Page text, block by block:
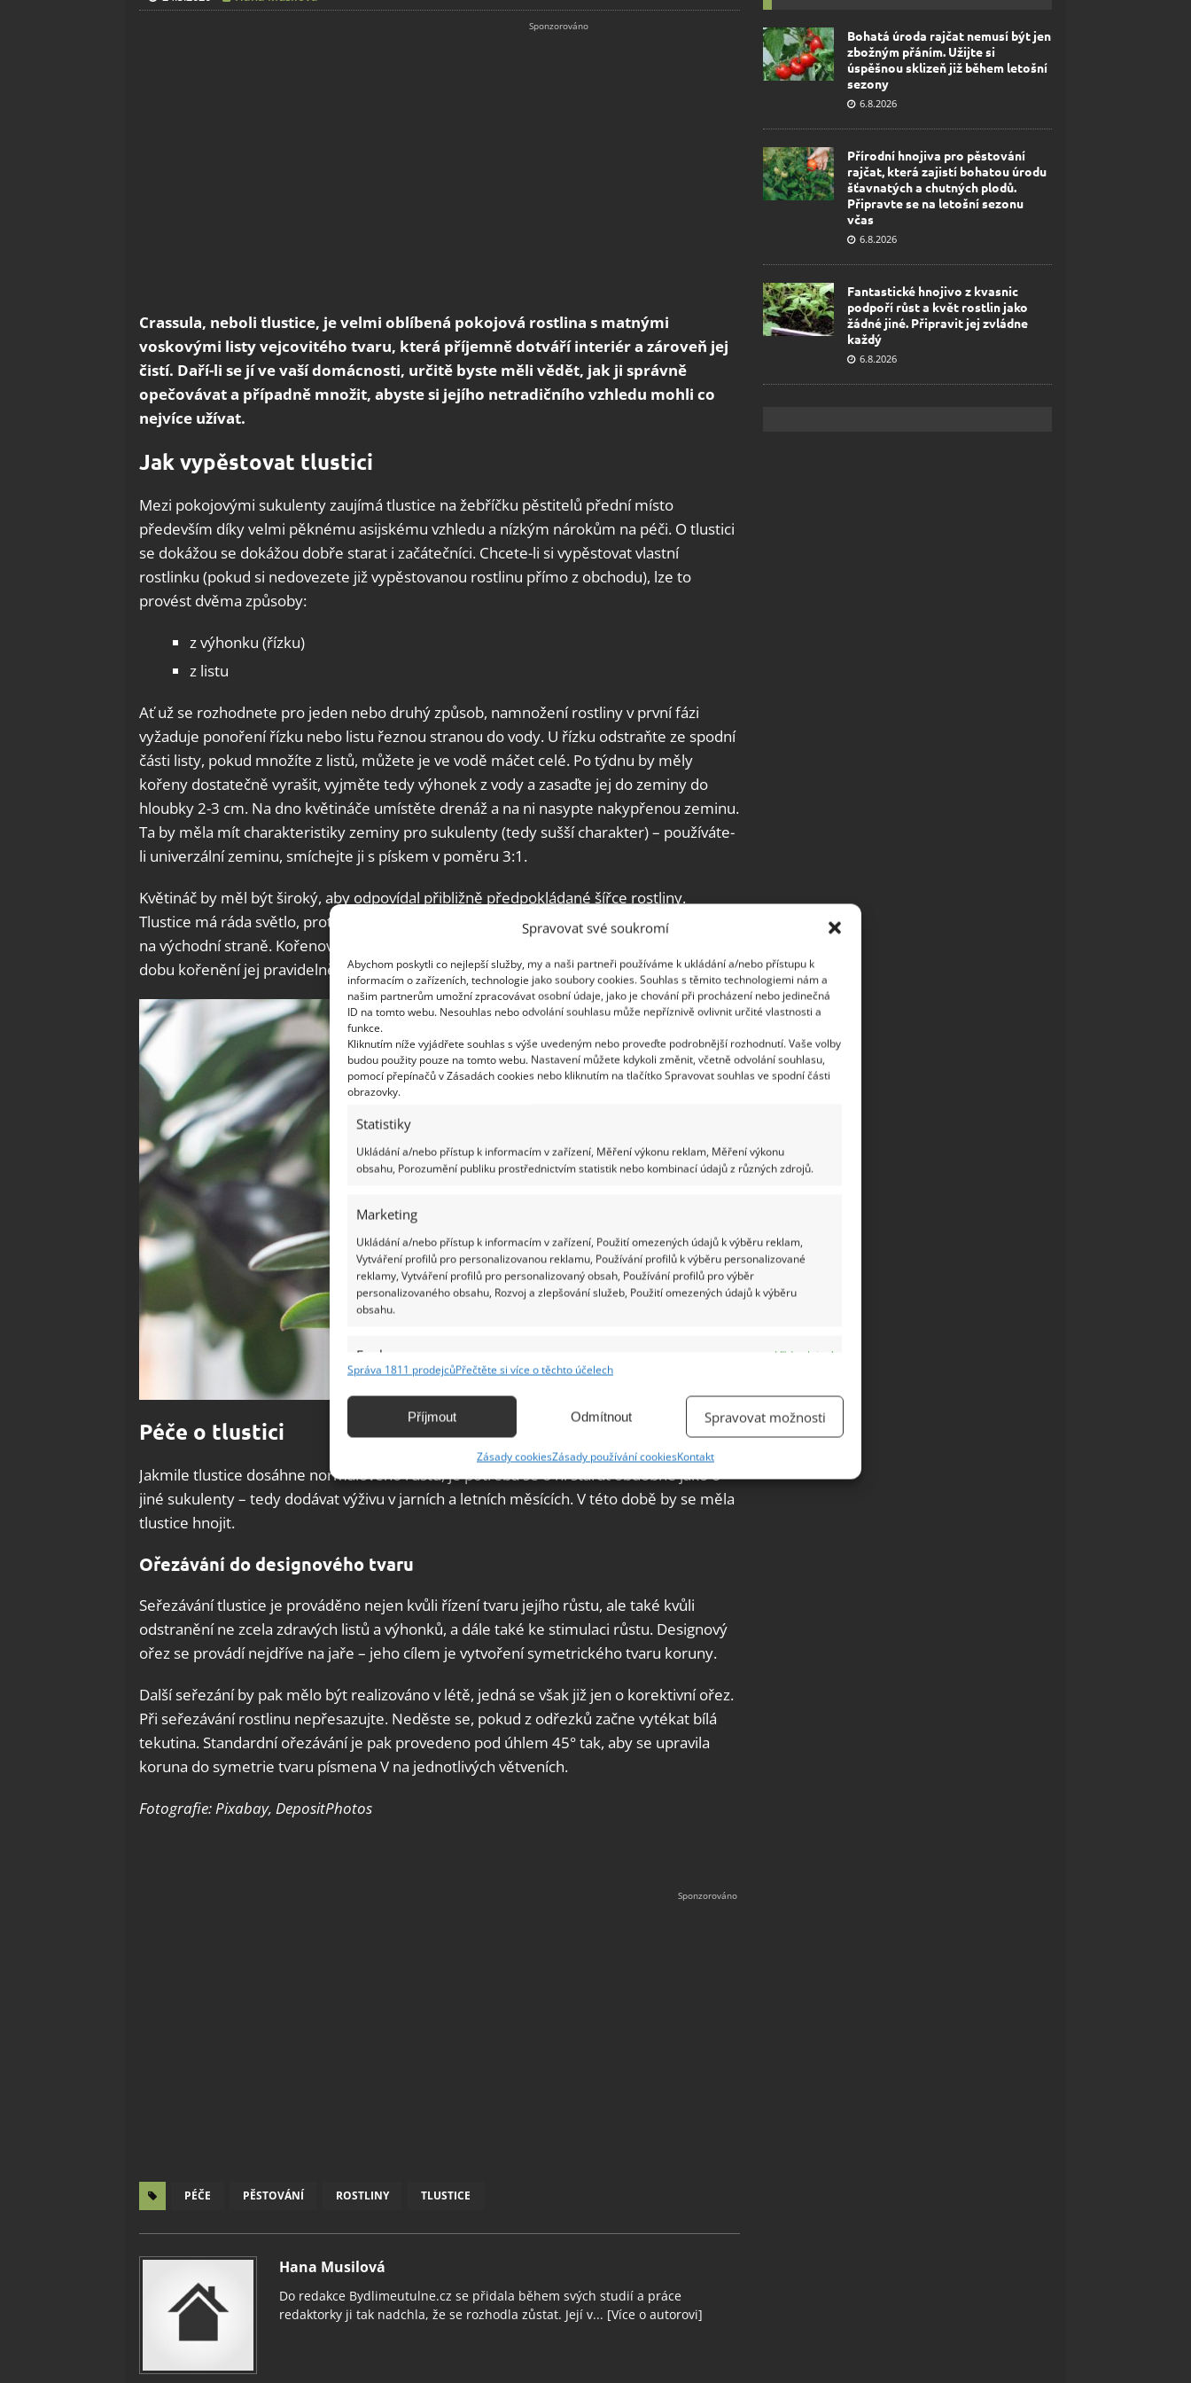
Spravovat své soukromí
Abychom poskytli co nejlepší služby, my a naši partneři používáme k ukládání a/nebo přístupu k
informacím o zařízeních, technologie jako soubory cookies. Souhlas s těmito technologiemi nám a
našim partnerům umožní zpracovávat osobní údaje, jako je chování při procházení nebo jedinečná
ID na tomto webu. Nesouhlas nebo odvolání souhlasu může nepříznivě ovlivnit určité vlastnosti a
funkce.
Kliknutím níže vyjádřete souhlas s výše uvedeným nebo proveďte podrobnější rozhodnutí. Vaše volby
budou použity pouze na tomto webu. Nastavení můžete kdykoli změnit, včetně odvolání souhlasu,
pomocí přepínačů v Zásadách cookies nebo kliknutím na tlačítko Spravovat souhlas ve spodní části
obrazovky.
Statistiky
Ukládání a/nebo přístup k informacím v zařízení, Měření výkonu reklam, Měření výkonu
obsahu, Porozumění publiku prostřednictvím statistik nebo kombinací údajů z různých zdrojů.
Marketing
Ukládání a/nebo přístup k informacím v zařízení, Použití omezených údajů k výběru reklam,
Vytváření profilů pro personalizovanou reklamu, Používání profilů k výběru personalizované
reklamy, Vytváření profilů pro personalizovaný obsah, Používání profilů pro výběr
personalizovaného obsahu, Rozvoj a zlepšování služeb, Použití omezených údajů k výběru
obsahu.
Funkce
Vždy aktivní
Identifikace zařízení na základě automaticky přenášených informací.
základě aktivně vyžádaných informací.
Ukládání a sdělování voleb ochrany osobních údajů.
Správa 1811 prodejcůPřečtěte si více o těchto účelech
Příjmout Odmítnout Spravovat možnosti
Zásady cookiesZásady používání cookiesKontakt
Crassula, neboli tlustice, je velmi oblíbená pokojová rostlina s matnými
voskovými listy vejcovitého tvaru, která příjemně dotváří interiér a zároveň jej
čistí. Daří-li se jí ve vaší domácnosti, určitě byste měli vědět, jak ji správně
opečovávat a případně množit, abyste si jejího netradičního vzhledu mohli co
nejvíce užívat.
Jak vypěstovat tlustici
Mezi pokojovými sukulenty zaujímá tlustice na žebříčku pěstitelů přední místo
především díky velmi pěknému asijskému vzhledu a nízkým nárokům na péči. O tlustici
se dokážou se dokážou dobře starat i začátečníci. Chcete-li si vypěstovat vlastní
rostlinku (pokud si nedovezete již vypěstovanou rostlinu přímo z obchodu), lze to
provést dvěma způsoby:
z výhonku (řízku)
z listu
Ať už se rozhodnete pro jeden nebo druhý způsob, namnožení rostliny v první fázi
vyžaduje ponoření řízku nebo listu řeznou stranou do vody. U řízku odstraňte ze spodní
části listy, pokud množíte z listů, můžete je ve vodě máčet celé. Po týdnu by měly
kořeny dostatečně vyrašit, vyjměte tedy výhonek z vody a zasaďte jej do zeminy do
hloubky 2-3 cm. Na dno květináče umístěte drenáž a na ni nasypte nakypřenou zeminu.
Ta by měla mít charakteristiky zeminy pro sukulenty (tedy sušší charakter) – používáte-
li univerzální zeminu, smíchejte ji s pískem v poměru 3:1.
Květináč by měl být široký, aby odpovídal přibližně předpokládané šířce rostliny.
Tlustice má ráda světlo, proto by měla být umístěna na světlých místech bytu, ideálně
na východní straně. Kořenový systém výhonku by se měl objevit do tří týdnů, po celou
dobu kořenění jej pravidelně zvlhčujte.
Péče o tlustici
Jakmile tlustice dosáhne normálového růstu, je potřeba se o ni starat obdobně jako o
jiné sukulenty – tedy dodávat výživu v jarních a letních měsících. V této době by se měla
tlustice hnojit.
Ořezávání do designového tvaru
Seřezávání tlustice je prováděno nejen kvůli řízení tvaru jejího růstu, ale také kvůli
odstranění ne zcela zdravých listů a výhonků, a dále také ke stimulaci růstu. Designový
ořez se provádí nejdříve na jaře – jeho cílem je vytvoření symetrického tvaru koruny.
Další seřezání by pak mělo být realizováno v létě, jedná se však již jen o korektivní ořez.
Při seřezávání rostlinu nepřesazujte. Neděste se, pokud z odřezků začne vytékat bílá
tekutina. Standardní ořezávání je pak provedeno pod úhlem 45° tak, aby se upravila
koruna do symetrie tvaru písmena V na jednotlivých větveních.
Fotografie: Pixabay, DepositPhotos
PÉČE PĚSTOVÁNÍ ROSTLINY TLUSTICE
Hana Musilová
Do redakce Bydlimeutulne.cz se přidala během svých studií a práce
redaktorky ji tak nadchla, že se rozhodla zůstat. Její v... [Více o autorovi]
Bohatá úroda rajčat nemusí být jen
zbožným přáním. Užijte si
úspěšnou sklizeň již během letošní
sezony
6.8.2026
Přírodní hnojiva pro pěstování
rajčat, která zajistí bohatou úrodu
šťavnatých a chutných plodů.
Připravte se na letošní sezonu
včas
6.8.2026
Fantastické hnojivo z kvasnic
podpoří růst a květ rostlin jako
žádné jiné. Připravit jej zvládne
každý
6.8.2026